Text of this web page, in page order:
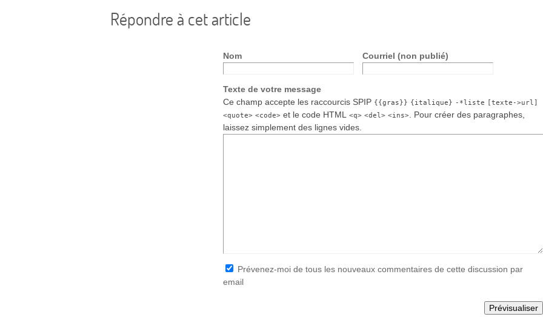
Répondre à cet article
Nom Courriel (non publié)
Texte de votre message
Ce champ accepte les raccourcis SPIP {{gras}} {italique} -*liste [texte->url]
<quote> <code> et le code HTML<q> <del> <ins>
. Pour créer des paragraphes,
laissez simplement des lignes vides.
Prévenez-moi de tous les nouveaux commentaires de cette discussion par
email